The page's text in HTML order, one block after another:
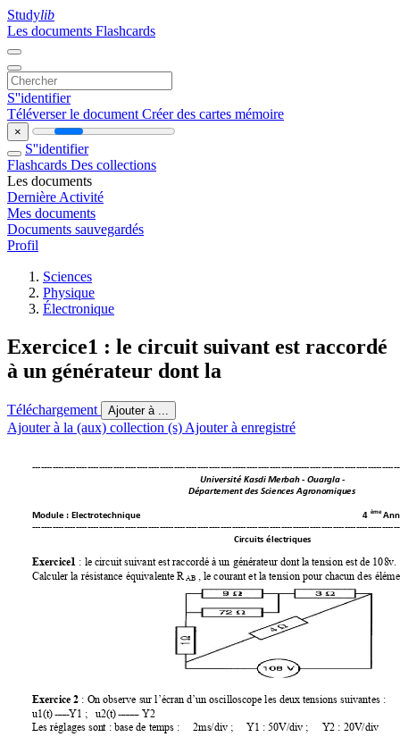
Studylib
Les documents Flashcards
S''identifier
Téléverser le document Créer des cartes mémoire
×
S''identifier
Flashcards Des collections
Les documents
Dernière Activité
Mes documents
Documents sauvegardés
Profil
Sciences
Physique
Électronique
Exercice1 : le circuit suivant est raccordé
à un générateur dont la
Téléchargement Ajouter à ...
Ajouter à la (aux) collection (s) Ajouter à enregistré
--------------------------------------------------------------------------------------------
Université Kasdi Merbah - Ouargla -
Département des Sciences Agronomiques
Module : Electrotechnique                                                                                                    4 ème
--------------------------------------------------------------------------------------------
Circuits électriques
Exercice1 : le circuit suivant est raccordé à un générateur dont la tension est de 10
Calculer la résistance équivalente R AB , le courant et la tension pour chacun des
Exercice 2 : On observe sur l’écran d’un oscilloscope les deux tensions suivantes :
u1(t) ــــــY1 ;
   u2(t) ـــــــــ Y2
Les réglages sont : base de temps :     2ms/div ;     Y1 : 50V/div ;
     Y2 : 20V/di
v